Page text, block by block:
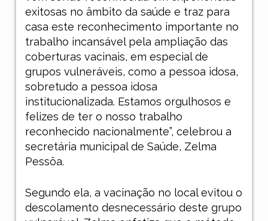
exitosas no âmbito da saúde e traz para
casa este reconhecimento importante no
trabalho incansável pela ampliação das
coberturas vacinais, em especial de
grupos vulneráveis, como a pessoa idosa,
sobretudo a pessoa idosa
institucionalizada. Estamos orgulhosos e
felizes de ter o nosso trabalho
reconhecido nacionalmente”, celebrou a
secretária municipal de Saúde, Zelma
Pessôa.
Segundo ela, a vacinação no local evitou o
descolamento desnecessário deste grupo